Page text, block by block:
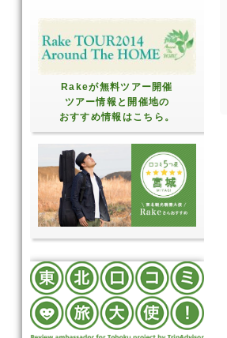
Rakeが無料ツアー開催
ツアー情報と開催地の
おすすめ情報はこちら。